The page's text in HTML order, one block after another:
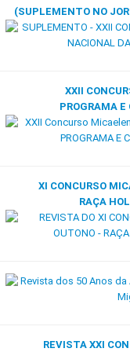
(SUPLEMENTO NO
XXII
PROGRAMA
XI CONCURSO
RAÇA
REVISTA XXI